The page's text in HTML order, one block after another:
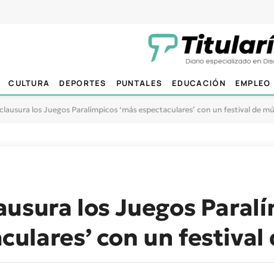
CULTURA DEPORTES PUNTALES EDUCACIÓN EMPLEO
los Juegos Paralímpicos ‘más espectaculares’ con un festival de
los Juegos
con un